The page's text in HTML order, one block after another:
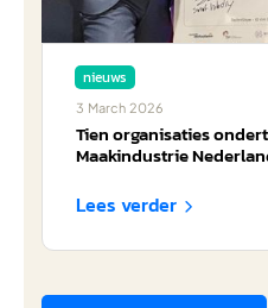
nieuws
3 March 2026
Tien organisaties
Maakindustrie
Lees verder 